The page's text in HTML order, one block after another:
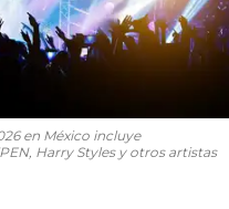
en México incluye
Harry Styles y otros artistas